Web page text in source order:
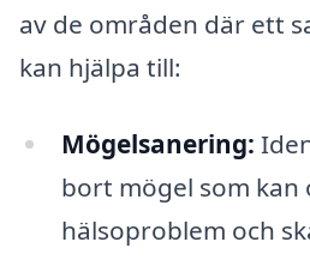
av de områden där ett
kan hjälpa till:
Mögelsanering:
bort mögel som kan
hälsoproblem och